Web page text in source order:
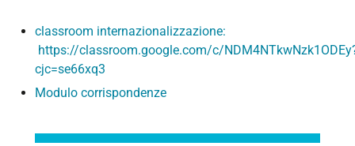
classroom internazionalizzazione:
https://classroom.google.com/c/
cjc=se66xq3
Modulo corrispondenze